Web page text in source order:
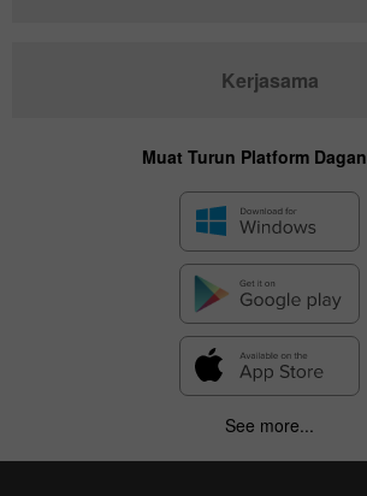
Kerjasama
Muat Turun Platform
See more...